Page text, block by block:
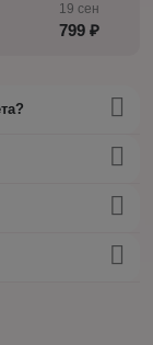
19 сен
799 ₽